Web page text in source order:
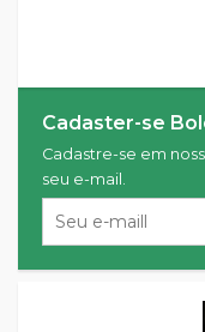
Cadaster-se
Cadastre-se em
seu e-mail.